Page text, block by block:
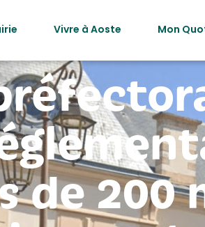
Vivre à Aoste Mon
de 200